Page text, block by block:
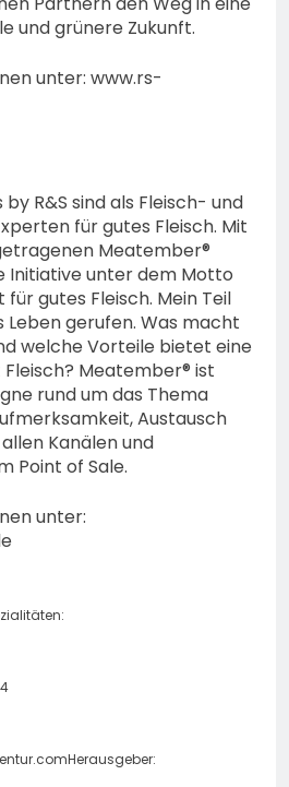
und grünere Zukunft.
unter: www.rs-
R&S sind als Fleisch- und
für gutes Fleisch. Mit
Meatember®
Initiative unter dem Motto
gutes Fleisch. Mein Teil
Leben gerufen. Was macht
welche Vorteile bietet eine
Meatember® ist
rund um das Thema
Austausch
Kanälen und
Point of Sale.
unter:
: